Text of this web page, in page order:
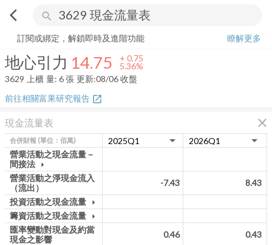
arrow_back_ios search
地心引力 14.75+5.36%
訂閱或綁定，解鎖即時及進階功能
瞭解更多
地心引力 14.75 + 0.75
5.36%
3629
上櫃 量: 6張 更新:08/06 收盤
前往相關富果研究報告 open_in_new
現金流量表 close
合併財報 (單位：佰萬)
營業活動之現金流量－
間接法 arrow_drop_down
營業活動之淨現金流入
（流出）
-7.43
8.43
投資活動之現金流量 arrow_drop_down
籌資活動之現金流量 arrow_drop_down
匯率變動對現金及約當
現金之影響
0.46
0.43